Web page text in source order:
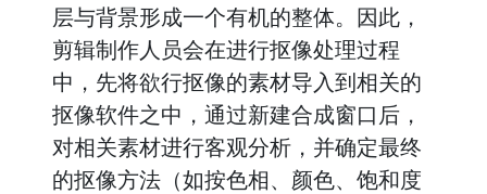
层与背景形成一个有机的整体。因此，
剪辑制作人员会在进行抠像处理过程
中，先将欲行抠像的素材导入到相关的
抠像软件之中，通过新建合成窗口后，
对相关素材进行客观分析，并确定最终
的抠像方法（如按色相、颜色、饱和度